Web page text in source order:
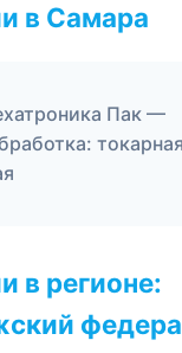
в Самара
Пак —
в регионе: